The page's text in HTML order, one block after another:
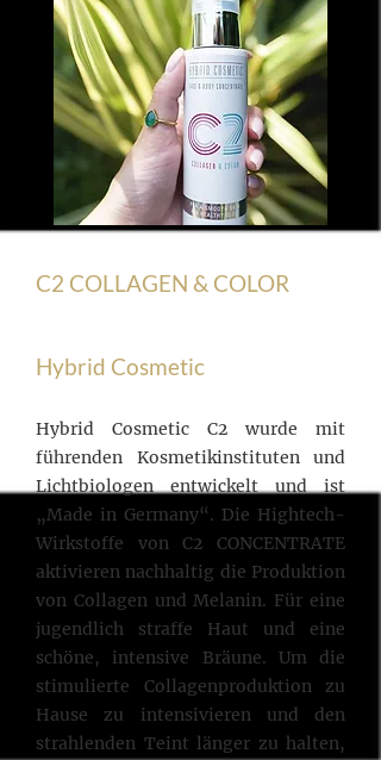
C2 COLLAGEN & COLOR
Hybrid Cosmetic
Hybrid Cosmetic C2 wurde mit
führenden Kosmetikinstituten und
Lichtbiologen entwickelt und ist
„Made in Germany“. Die Hightech-
Wirkstoffe von C2 CONCENTRATE
aktivieren nachhaltig die Produktion
von Collagen und Melanin. Für eine
jugendlich straffe Haut und eine
schöne, intensive Bräune. Um die
stimulierte Collagenproduktion zu
Hause zu intensivieren und den
strahlenden Teint länger zu halten,